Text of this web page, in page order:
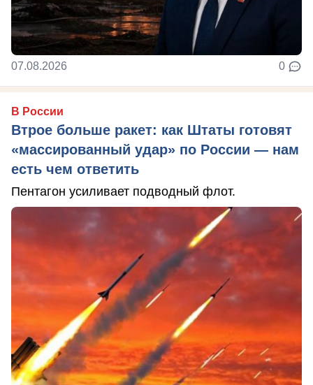
07.08.2026 0
В России
Втрое больше ракет: как Штаты готовят
«массированный удар» по России — нам
есть чем ответить
Пентагон усиливает подводный флот.